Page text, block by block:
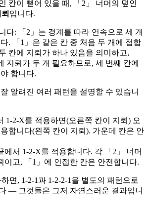
칸이 뻗어 있을 때, 「2」 너머의 덮인
입니다.
다: 「2」는 경계를 따라 연속으로 세 개
. 「1」은 같은 칸 중 처음 두 개에 접합
칸에 지뢰가 하나 있음을 의미하고,
지뢰가 두 개 필요하므로, 세 번째 칸에
합니다.
알려진 여러 패턴을 설명할 수 있습니
1-2-X를 적용하면(오른쪽 칸이 지뢰) 오
합니다(왼쪽 칸이 지뢰). 가운데 칸은 안
에서 1-2-X를 적용합니다. 각 「2」 너머
이고, 「1」에 인접한 칸은 안전합니다.
면, 1-2-1과 1-2-2-1을 별도의 패턴으로
— 그것들은 그저 자연스러운 결과입니